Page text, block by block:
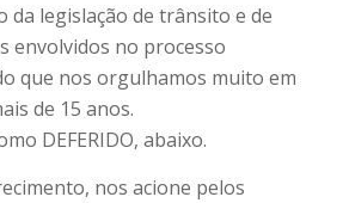
da legislação de trânsito e de
envolvidos no processo
que nos orgulhamos muito em
de 15 anos.
DEFERIDO, abaixo.
nos acione pelos